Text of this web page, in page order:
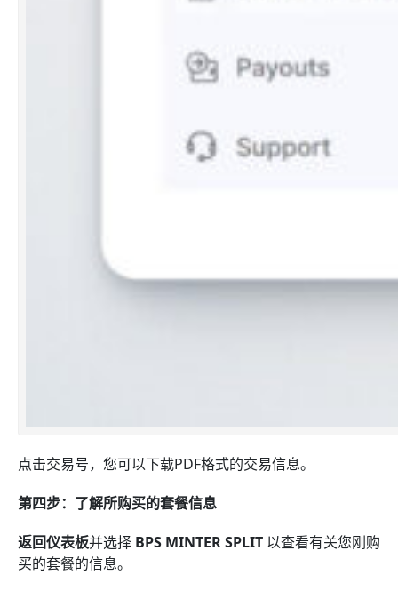
点击交易号，您可以下载PDF格式的交易信息。
第四步：了解所购买的套餐信息
返回仪表板并选择 BPS MINTER SPLIT 以查看有关您刚购
买的套餐的信息。